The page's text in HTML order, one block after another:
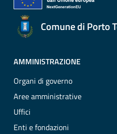
Comune di Porto
AMMINISTRAZIONE
Organi di governo
Aree amministrative
Uffici
Enti e fondazioni